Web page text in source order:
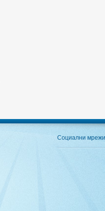
Социални мрежи